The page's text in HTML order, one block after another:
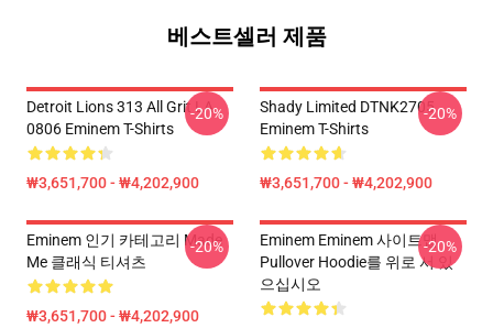
베스트셀러 제품
Detroit Lions 313 All Grit LA
0806 Eminem T-Shirts
₩3,651,700 - ₩4,202,900
-20%
Shady Limited DTNK2705
Eminem T-Shirts
₩3,651,700 - ₩4,202,900
-20%
Eminem 인기 카테고리 Made
Me 클래식 티셔츠
₩3,651,700 - ₩4,202,900
-20%
Eminem Eminem 사이트맵
Pullover Hoodie를 위로 서 있
으십시오
-20%